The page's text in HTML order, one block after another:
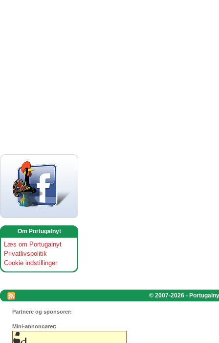
Om Portugalnyt
Læs om Portugalnyt
Privatlivspolitik
Cookie indstillinger
© 2007-2026 -
Partnere og sponsorer:
Mini-annoncører: